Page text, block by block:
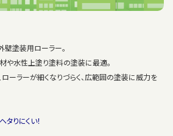
壁塗装用ローラー。
や水性上塗り塗料の塗装に最適。
ーラーが細くなりづらく、広範囲の塗装に威力を
りにくい！